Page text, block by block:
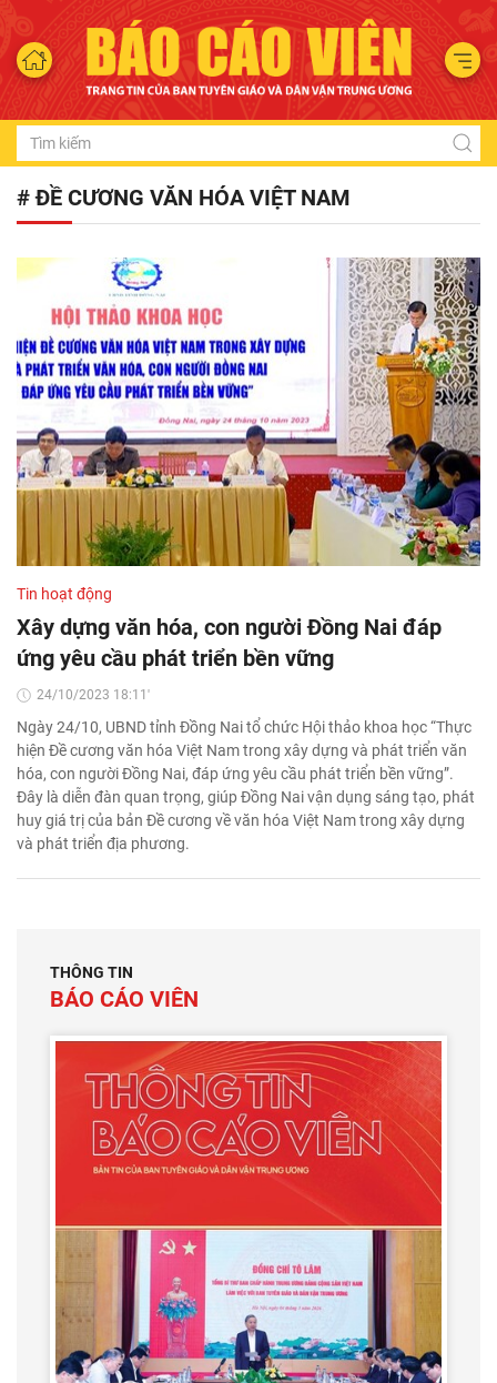
# ĐỀ CƯƠNG VĂN HÓA VIỆT NAM
Tin hoạt động
Xây dựng văn hóa, con người Đồng Nai đáp
ứng yêu cầu phát triển bền vững
24/10/2023 18:11'
Ngày 24/10, UBND tỉnh Đồng Nai tổ chức Hội thảo khoa học “Thực
hiện Đề cương văn hóa Việt Nam trong xây dựng và phát triển văn
hóa, con người Đồng Nai, đáp ứng yêu cầu phát triển bền vững”.
Đây là diễn đàn quan trọng, giúp Đồng Nai vận dụng sáng tạo, phát
huy giá trị của bản Đề cương về văn hóa Việt Nam trong xây dựng
và phát triển địa phương.
THÔNG TIN
BÁO CÁO VIÊN